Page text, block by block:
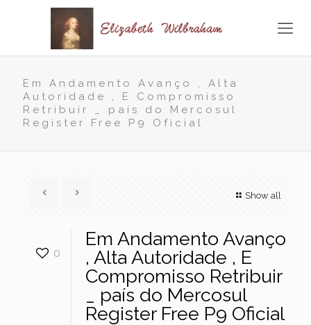
Em Andamento Avanço , Alta
Autoridade , E Compromisso
Retribuir _ país do Mercosul
Register Free P9 Oficial
Show all
0
Em Andamento Avanço
, Alta Autoridade , E
Compromisso Retribuir
_ país do Mercosul
Register Free P9 Oficial